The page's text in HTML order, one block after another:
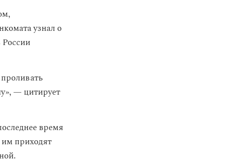
узнал о
России
— цитирует
время
приходят